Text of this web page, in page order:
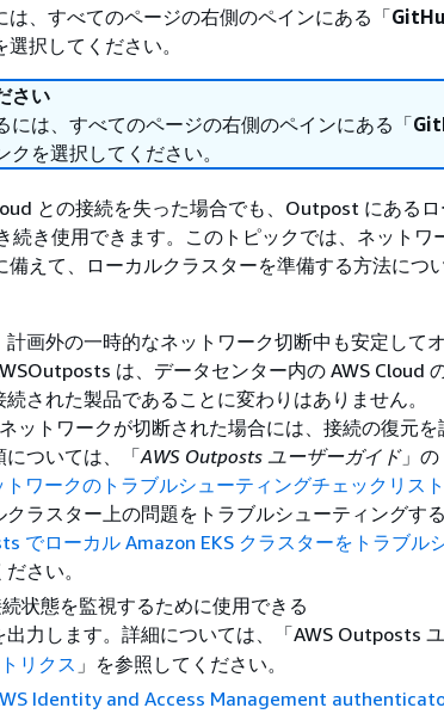
、すべてのページの右側のペインにある「
選択してください。
さい
には、すべてのページの右側のペインにある「
クを選択してください。
との接続を失った場合でも、Outpost にあるロ
続き使用できます。このトピックでは、ネットワ
えて、ローカルクラスターを準備する方法につ
画外の一時的なネットワーク切断中も安定して
は、データセンター内の AWS Cloud
された製品であることに変わりはありません。
ットワークが切断された場合には、接続の復元を
については、「AWS Outposts ユーザーガイド」の
ワークのトラブルシューティングチェックリスト
ラスター上の問題をトラブルシューティングす
でローカル Amazon EKS クラスターをトラブル
さい。
状態を監視するために使用できる
出力します。詳細については、「AWS Outposts
リクス 」を参照してください。
Identity and Access Management